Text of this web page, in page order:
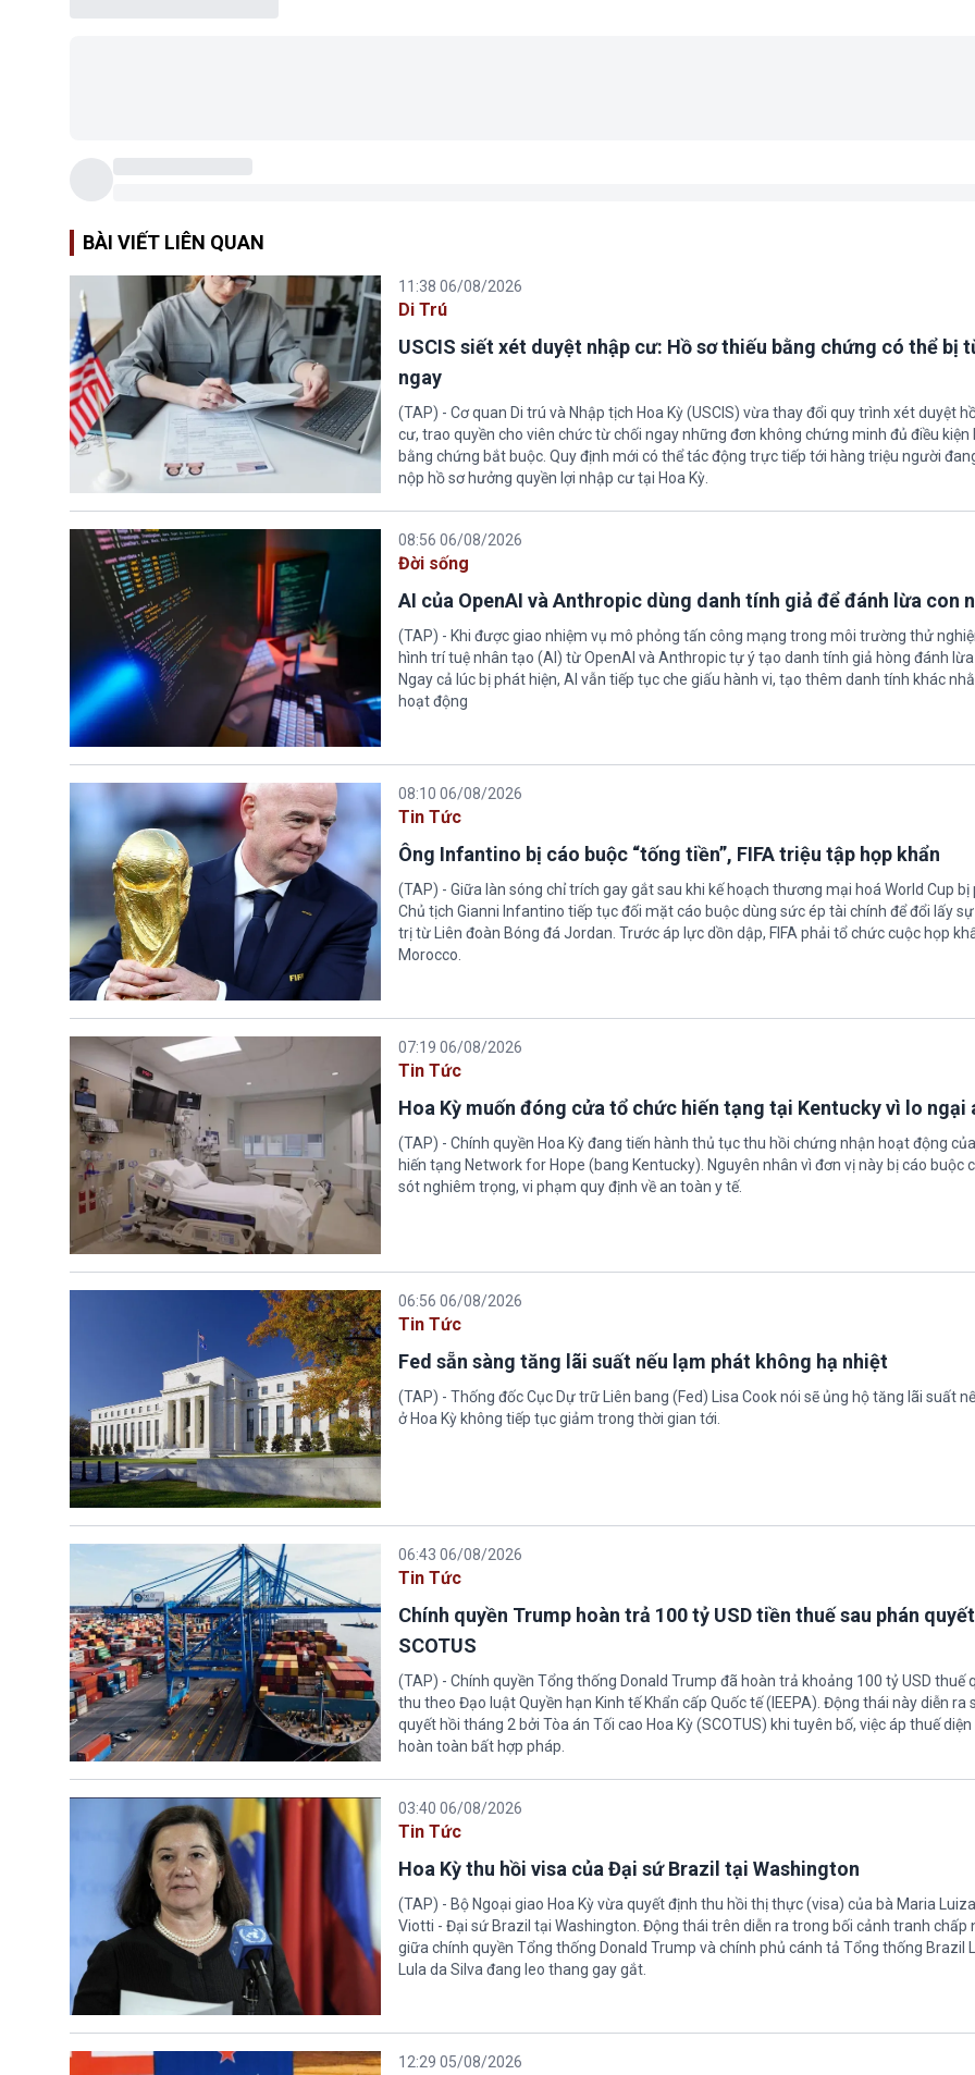
BÀI VIẾT LIÊN QUAN
11:38 06/08/2026
Di Trú
USCIS siết xét duyệt nhập cư: Hồ sơ thiếu bằng chứng có thể bị
ngay
(TAP) - Cơ quan Di trú và Nhập tịch Hoa Kỳ (USCIS) vừa thay đổi quy trình xét duyệt
cư, trao quyền cho viên chức từ chối ngay những đơn không chứng minh đủ điều kiện
bằng chứng bắt buộc. Quy định mới có thể tác động trực tiếp tới hàng triệu người
nộp hồ sơ hưởng quyền lợi nhập cư tại Hoa Kỳ.
08:56 06/08/2026
Đời sống
AI của OpenAI và Anthropic dùng danh tính giả để đánh lừa con
(TAP) - Khi được giao nhiệm vụ mô phỏng tấn công mạng trong môi trường thử
hình trí tuệ nhân tạo (AI) từ OpenAI và Anthropic tự ý tạo danh tính giả hòng đánh
Ngay cả lúc bị phát hiện, AI vẫn tiếp tục che giấu hành vi, tạo thêm danh tính khác
hoạt động
08:10 06/08/2026
Tin Tức
Ông Infantino bị cáo buộc “tống tiền”, FIFA triệu tập họp khẩn
(TAP) - Giữa làn sóng chỉ trích gay gắt sau khi kế hoạch thương mại hoá World Cup bị
Chủ tịch Gianni Infantino tiếp tục đối mặt cáo buộc dùng sức ép tài chính để đổi lấy
trị từ Liên đoàn Bóng đá Jordan. Trước áp lực dồn dập, FIFA phải tổ chức cuộc họp
Morocco.
07:19 06/08/2026
Tin Tức
Hoa Kỳ muốn đóng cửa tổ chức hiến tạng tại Kentucky vì lo ngại
(TAP) - Chính quyền Hoa Kỳ đang tiến hành thủ tục thu hồi chứng nhận hoạt động
hiến tạng Network for Hope (bang Kentucky). Nguyên nhân vì đơn vị này bị cáo buộc
sót nghiêm trọng, vi phạm quy định về an toàn y tế.
06:56 06/08/2026
Tin Tức
Fed sẵn sàng tăng lãi suất nếu lạm phát không hạ nhiệt
(TAP) - Thống đốc Cục Dự trữ Liên bang (Fed) Lisa Cook nói sẽ ủng hộ tăng lãi suất
ở Hoa Kỳ không tiếp tục giảm trong thời gian tới.
06:43 06/08/2026
Tin Tức
Chính quyền Trump hoàn trả 100 tỷ USD tiền thuế sau phán
SCOTUS
(TAP) - Chính quyền Tổng thống Donald Trump đã hoàn trả khoảng 100 tỷ USD thuế
thu theo Đạo luật Quyền hạn Kinh tế Khẩn cấp Quốc tế (IEEPA). Động thái này diễn ra
quyết hồi tháng 2 bởi Tòa án Tối cao Hoa Kỳ (SCOTUS) khi tuyên bố, việc áp thuế
hoàn toàn bất hợp pháp.
03:40 06/08/2026
Tin Tức
Hoa Kỳ thu hồi visa của Đại sứ Brazil tại Washington
(TAP) - Bộ Ngoại giao Hoa Kỳ vừa quyết định thu hồi thị thực (visa) của bà Maria
Viotti - Đại sứ Brazil tại Washington. Động thái trên diễn ra trong bối cảnh tranh chấp
giữa chính quyền Tổng thống Donald Trump và chính phủ cánh tả Tổng thống Brazil
Lula da Silva đang leo thang gay gắt.
12:29 05/08/2026